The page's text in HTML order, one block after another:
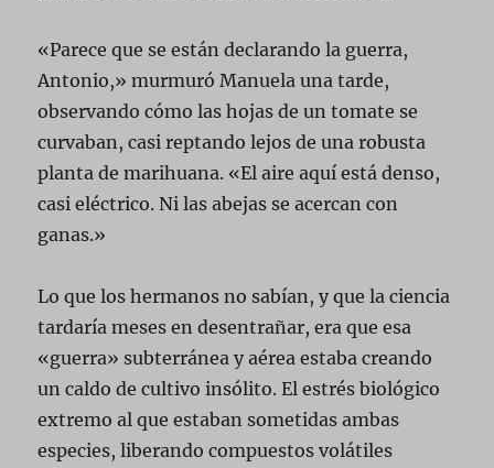
«Parece que se están declarando la guerra,
Antonio,» murmuró Manuela una tarde,
observando cómo las hojas de un tomate se
curvaban, casi reptando lejos de una robusta
planta de marihuana. «El aire aquí está denso,
casi eléctrico. Ni las abejas se acercan con
ganas.»
Lo que los hermanos no sabían, y que la ciencia
tardaría meses en desentrañar, era que esa
«guerra» subterránea y aérea estaba creando
un caldo de cultivo insólito. El estrés biológico
extremo al que estaban sometidas ambas
especies, liberando compuestos volátiles